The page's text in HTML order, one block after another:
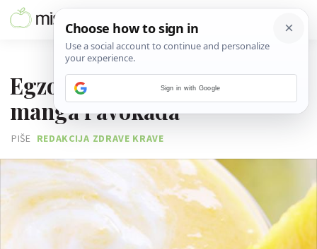
Egzotični smoothie od
manga i avokada
PIŠE REDAKCIJA ZDRAVE KRAVE
Sign in with Google